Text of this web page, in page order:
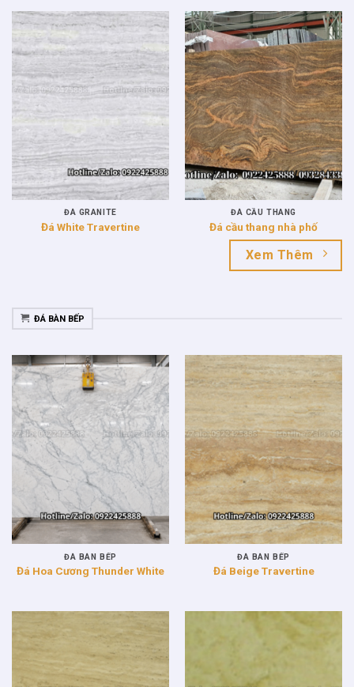
ĐÁ GRANITE
Đá White Travertine
ĐÁ CẦU THANG
Đá cầu thang nhà phố
Xem Thêm
ĐÁ BÀN BẾP
ĐÁ BÀN BẾP
Đá Hoa Cương Thunder White
ĐÁ BÀN BẾP
Đá Beige Travertine